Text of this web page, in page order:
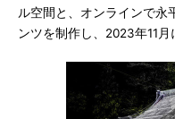
ル空間と、オンラインで永
ンツを制作し、2023年11月